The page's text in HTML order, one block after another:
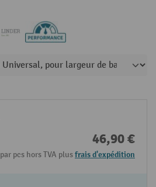
46,90 €
par pcs hors TVA plusfrais d'expédition